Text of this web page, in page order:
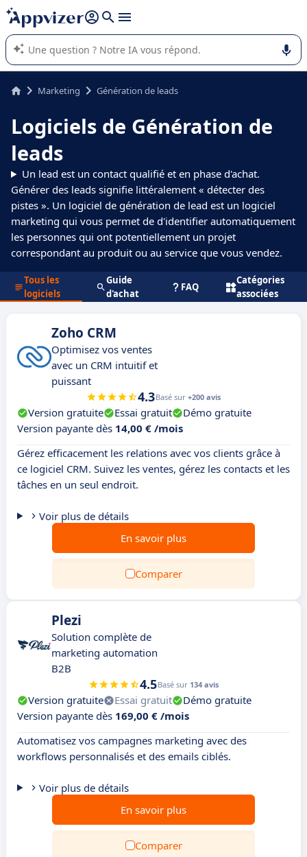
répondre (plusieurs lignes avec
L'IA de Appvizer vous guide dans l'utilisation ou la sélection de
logiciel SaaS en entreprise.
Marketing Génération de leads
Logiciels de Génération de
leads
Un lead est un contact qualifié et en phase d'achat.
Générer des leads signifie littéralement « détecter des
pistes ». Un logiciel de génération de lead est un logiciel
marketing qui vous permet de d'identifier automatiquement
les personnes qui ont potentiellement un projet
correspondant au produit ou au service que vous vendez.
Tous les
logiciels
Guide
d'achat
FAQ
Catégories
associées
Zoho CRM
Optimisez vos ventes
avec un CRM intuitif et
puissant
4.3Basé sur +200 avis
Version gratuite Essai gratuit
Démo gratuite
Version payante dès 14,00 € /mois
Gérez efficacement les relations avec vos clients grâce à
ce logiciel CRM. Suivez les ventes, gérez les contacts et les
tâches en un seul endroit.
Voir plus de détails
En savoir plus
Comparer
Plezi
Solution complète de
marketing automation
B2B
4.5Basé sur 134 avis
Version gratuite Essai gratuit
Démo gratuite
Version payante dès 169,00 € /mois
Automatisez vos campagnes marketing avec des
workflows personnalisés et des emails ciblés.
Voir plus de détails
En savoir plus
Comparer